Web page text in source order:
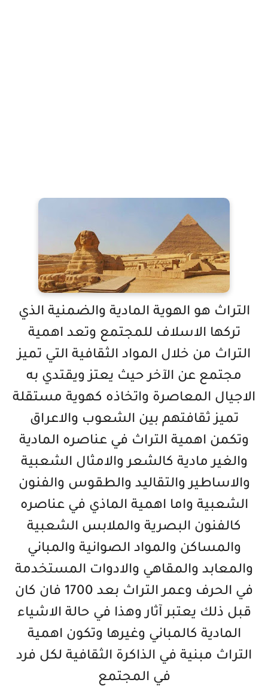
التراث هو الهوية المادية والضمنية الذي
تركها الاسلاف للمجتمع وتعد اهمية
التراث من خلال المواد الثقافية التي تميز
مجتمع عن الآخر حيث يعتز ويقتدي به
الاجيال المعاصرة واتخاذه كهوية مستقلة
تميز ثقافتهم بين الشعوب والاعراق
وتكمن اهمية التراث في عناصره المادية
والغير مادية كالشعر والامثال الشعبية
والاساطير والتقاليد والطقوس والفنون
الشعبية واما اهمية الماذي في عناصره
كالفنون البصرية والملابس الشعبية
والمساكن والمواد الصوانية والمباني
والمعابد والمقاهي والادوات المستخدمة
في الحرف وعمر التراث بعد 1700 فان كان
قبل ذلك يعتبر آثار وهذا في حالة الاشياء
المادية كالمباني وغيرها وتكون اهمية
التراث مبنية في الذاكرة الثقافية لكل فرد
في المجتمع